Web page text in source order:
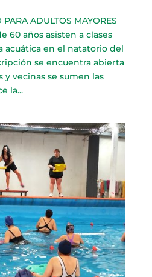
ADULTOS MAYORES
60 años asisten a clases
acuática en el natatorio del
se encuentra abierta
y vecinas se sumen las
la...